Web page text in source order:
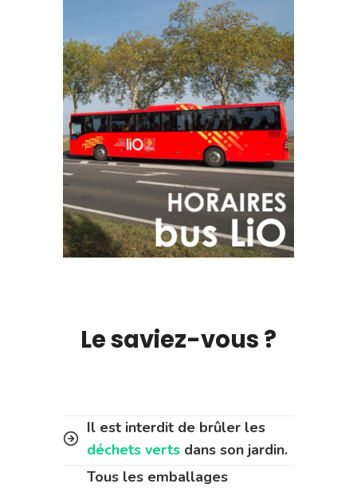
Le saviez-vous ?
Il est interdit de brûler les
déchets verts dans son jardin.
Tous les emballages